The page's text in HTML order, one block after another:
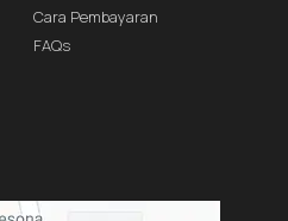
Cara Pembayaran
FAQs